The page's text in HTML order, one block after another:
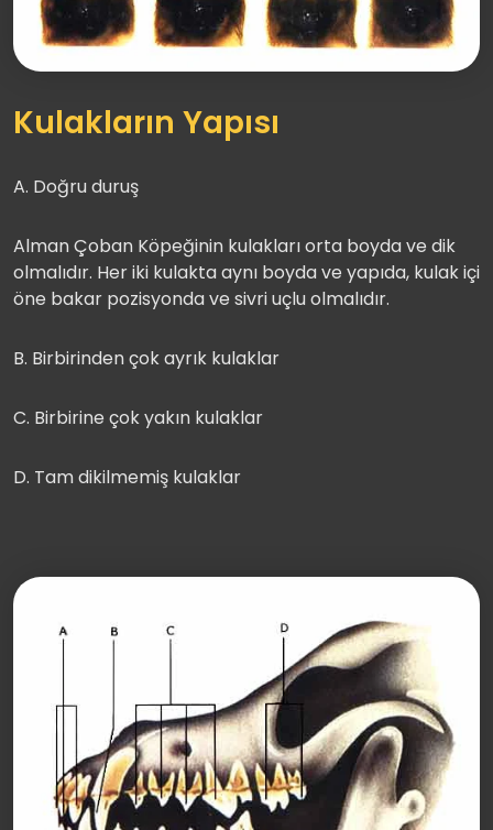
Kulakların Yapısı
A. Doğru duruş
Alman Çoban Köpeğinin kulakları orta boyda ve dik
olmalıdır. Her iki kulakta aynı boyda ve yapıda, kulak içi
öne bakar pozisyonda ve sivri uçlu olmalıdır.
B. Birbirinden çok ayrık kulaklar
C. Birbirine çok yakın kulaklar
D. Tam dikilmemiş kulaklar